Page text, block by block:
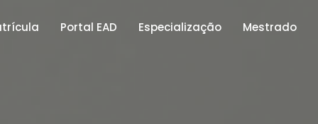
Portal EAD Especialização Mestrado